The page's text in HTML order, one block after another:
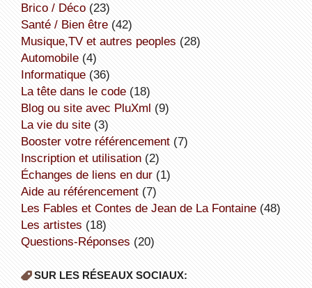
Brico / Déco(23)
Santé / Bien être(42)
Musique,TV et autres peoples (28)
Automobile(4)
informatique(36)
la tête dans le code(18)
Blog ou site avec PluXml (9)
la vie du site(3)
booster votre référencement(7)
inscription et utilisation(2)
échanges de liens en dur(1)
aide au référencement(7)
Les Fables et Contes de Jean de La Fontaine(48)
Les artistes (18)
Questions-Réponses (20)
SUR LES RÉSEAUX SOCIAUX: